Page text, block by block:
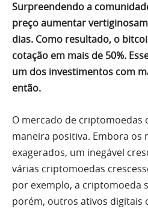
Surpreendendo a
preço aumentar
dias. Como resultado, o
cotação em mais de 50%.
um dos investimentos com
então.
O mercado de criptomoedas
maneira positiva. Embora os
exagerados, um inegável
várias criptomoedas
por exemplo, a criptomoeda
porém, outros ativos digitais